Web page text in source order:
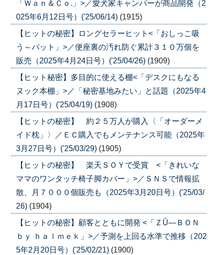
「Ｗａｎ＆Ｃｏ.」>／愛犬家キャンパーが商品開発（2
025年6月12日号）('25/06/14) (1915)
【ヒットの秘密】ロングセラーヒット<「おしっこ吸
う～パット」>／便座裏の汚れ防ぐ累計３１０万個を
販売（2025年4月24日号）('25/04/26) (1909)
【ヒット秘密】多目的に使える棚<「デスクにもなる
ヌック本棚」>／「秘密基地みたい」と話題（2025年4
月17日号）('25/04/19) (1908)
【ヒットの秘密】 約２５万人が購入〈「オーダーメ
イド枕」〉／ＥＣ購入でもメンテナンス可能（2025年
3月27日号）('25/03/29) (1905)
【ヒットの秘密】 楽天ＳＯＹで受賞 <「きれいな
ママのワンタッチ椅子脚カバー」>／ＳＮＳで情報拡
散、月７０００個販売も（2025年3月20日号）('25/03/
26) (1904)
【ヒットの秘密】顧客とともに開発 <「ＺÛ―ＢＯＮ
ｂｙ ｈａｌｍｅｋ」>／予測を上回る水準で推移（202
5年2月20日号）('25/02/21) (1900)